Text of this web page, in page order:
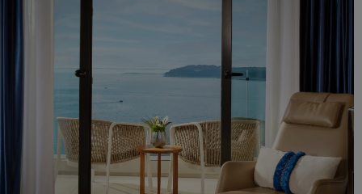
Hôtels d'aéroport
Nouveaux et futurs hôtels
Réunions et événements
Découvrez Radisson